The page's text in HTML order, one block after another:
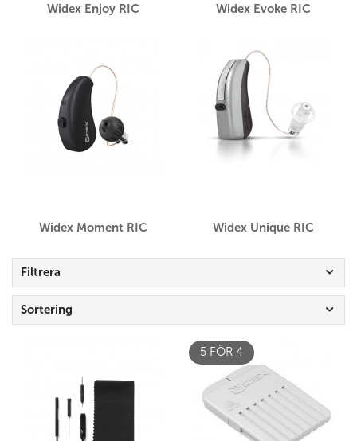
Widex Enjoy RIC Widex Evoke RIC
Widex Moment RIC Widex Unique RIC
Filtrera
Sortering
5 FÖR 4